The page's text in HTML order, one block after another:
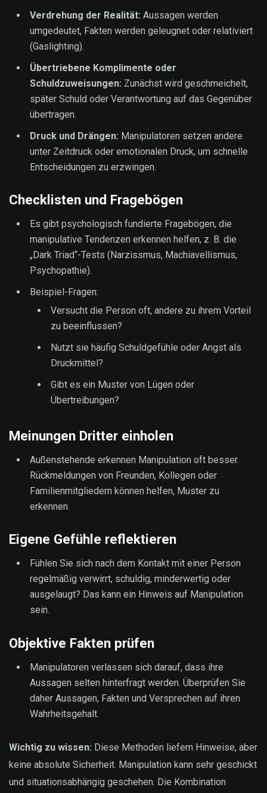
Verdrehung der Realität: Aussagen werden
umgedeutet, Fakten werden geleugnet oder relativiert
(Gaslighting).
Übertriebene Komplimente oder
Schuldzuweisungen: Zunächst wird geschmeichelt,
später Schuld oder Verantwortung auf das Gegenüber
übertragen.
Druck und Drängen: Manipulatoren setzen andere
unter Zeitdruck oder emotionalen Druck, um schnelle
Entscheidungen zu erzwingen.
Checklisten und Fragebögen
Es gibt psychologisch fundierte Fragebögen, die
manipulative Tendenzen erkennen helfen, z. B. die
„Dark Triad“-Tests (Narzissmus, Machiavellismus,
Psychopathie).
Beispiel-Fragen:
Versucht die Person oft, andere zu ihrem Vorteil
zu beeinflussen?
Nutzt sie häufig Schuldgefühle oder Angst als
Druckmittel?
Gibt es ein Muster von Lügen oder
Übertreibungen?
Meinungen Dritter einholen
Außenstehende erkennen Manipulation oft besser.
Rückmeldungen von Freunden, Kollegen oder
Familienmitgliedern können helfen, Muster zu
erkennen.
Eigene Gefühle reflektieren
Fühlen Sie sich nach dem Kontakt mit einer Person
regelmäßig verwirrt, schuldig, minderwertig oder
ausgelaugt? Das kann ein Hinweis auf Manipulation
sein.
Objektive Fakten prüfen
Manipulatoren verlassen sich darauf, dass ihre
Aussagen selten hinterfragt werden. Überprüfen Sie
daher Aussagen, Fakten und Versprechen auf ihren
Wahrheitsgehalt.
Wichtig zu wissen: Diese Methoden liefern Hinweise, aber
keine absolute Sicherheit. Manipulation kann sehr geschickt
und situationsabhängig geschehen. Die Kombination